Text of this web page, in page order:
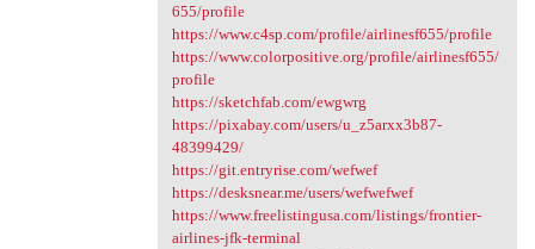
655/profile
https://www.c4sp.com/profile/airlinesf655/profile
https://www.colorpositive.org/profile/airlinesf655/
profile
https://sketchfab.com/ewgwrg
https://pixabay.com/users/u_z5arxx3b87-
48399429/
https://git.entryrise.com/wefwef
https://desksnear.me/users/wefwefwef
https://www.freelistingusa.com/listings/frontier-
airlines-jfk-terminal